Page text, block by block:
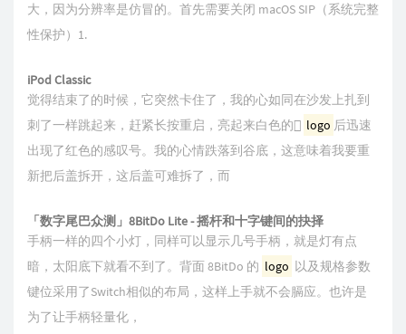
大，因为分辨率是仿冒的。首先需要关闭 macOS SIP（系统完整
性保护）1.
iPod Classic
觉得结束了的时候，它突然卡住了，我的心如同在沙发上扎到
刺了一样跳起来，赶紧长按重启，亮起来白色的 logo 后迅速
出现了红色的感叹号。我的心情跌落到谷底，这意味着我要重
新把后盖拆开，这后盖可难拆了，而
「数字尾巴众测」8BitDo Lite - 摇杆和十字键间的抉择
手柄一样的四个小灯，同样可以显示几号手柄，就是灯有点
暗，太阳底下就看不到了。背面 8BitDo 的 logo 以及规格参数
键位采用了Switch相似的布局，这样上手就不会膈应。也许是
为了让手柄轻量化，